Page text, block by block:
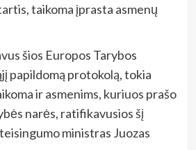
taikoma įprasta asmenų
šios Europos Tarybos
papildomą protokolą, tokia
ir asmenims, kuriuos prašo
narės, ratifikavusios šį
ministras Juozas